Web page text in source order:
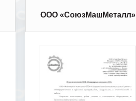
ООО «СоюзМашМеталл»